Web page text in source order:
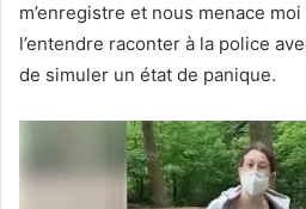
m’enregistre et nous menace
l’entendre raconter à la police
de simuler un état de panique.